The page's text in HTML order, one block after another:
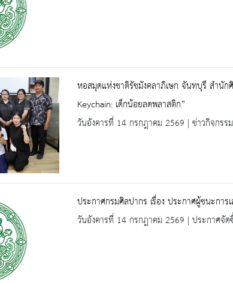
หอสมุดแห่งชาติรัชมังคลาภิเษก จันทบุรี สำนั
Keychain: เด็กน้อยลดพลาสติก”
วันอังคารที่ 14 กรกฎาคม 2569 | ข่าวกิจกรรม
ประกาศกรมศิลปากร เรื่อง ประกาศผู้ชนะการเ
วันอังคารที่ 14 กรกฎาคม 2569 | ประกาศจัด